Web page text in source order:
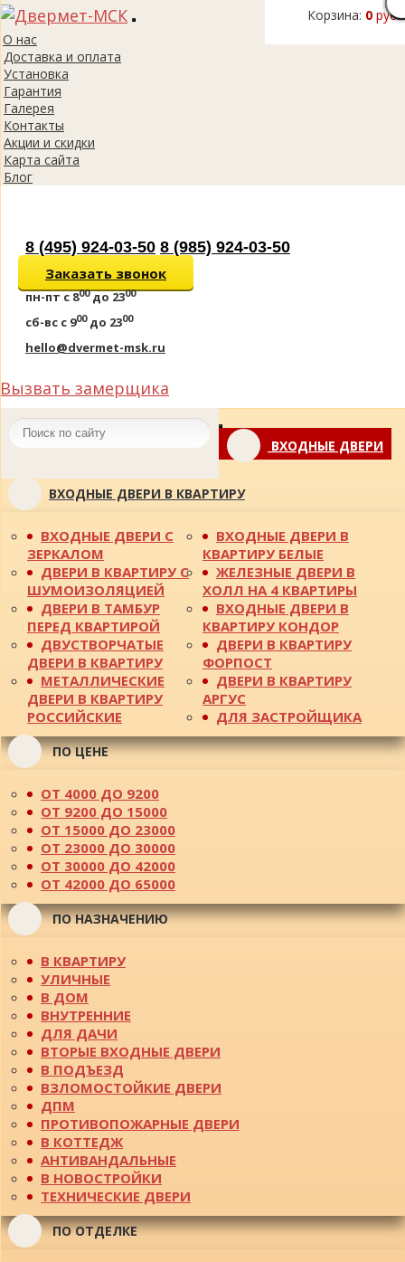
Корзина: 0 руб.
Toggle
О нас
Доставка и оплата
Установка
Гарантия
Галерея
Контакты
Акции и скидки
Карта сайта
Блог
8 (495) 924-03-50 8 (985) 924-03-50
Заказать звонок
пн-пт с 800до 2300
сб-вс с 900до 2300
hello@dvermet-msk.ru
Вызвать замерщика
Toggle
navigationВХОДНЫЕ ДВЕРИ
ВХОДНЫЕ ДВЕРИ В КВАРТИРУ
ВХОДНЫЕ ДВЕРИ С
ЗЕРКАЛОМ
ДВЕРИ В КВАРТИРУ С
ШУМОИЗОЛЯЦИЕЙ
ДВЕРИ В ТАМБУР
ПЕРЕД КВАРТИРОЙ
ДВУСТВОРЧАТЫЕ
ДВЕРИ В КВАРТИРУ
МЕТАЛЛИЧЕСКИЕ
ДВЕРИ В КВАРТИРУ
РОССИЙСКИЕ
ВХОДНЫЕ ДВЕРИ В
КВАРТИРУ БЕЛЫЕ
ЖЕЛЕЗНЫЕ ДВЕРИ В
ХОЛЛ НА 4 КВАРТИРЫ
ВХОДНЫЕ ДВЕРИ В
КВАРТИРУ КОНДОР
ДВЕРИ В КВАРТИРУ
ФОРПОСТ
ДВЕРИ В КВАРТИРУ
АРГУС
ДЛЯ ЗАСТРОЙЩИКА
ПО ЦЕНЕ
ОТ 4000 ДО 9200
ОТ 9200 ДО 15000
ОТ 15000 ДО 23000
ОТ 23000 ДО 30000
ОТ 30000 ДО 42000
ОТ 42000 ДО 65000
ПО НАЗНАЧЕНИЮ
В КВАРТИРУ
УЛИЧНЫЕ
В ДОМ
ВНУТРЕННИЕ
ДЛЯ ДАЧИ
ВТОРЫЕ ВХОДНЫЕ ДВЕРИ
В ПОДЪЕЗД
ВЗЛОМОСТОЙКИЕ ДВЕРИ
ДПМ
ПРОТИВОПОЖАРНЫЕ ДВЕРИ
В КОТТЕДЖ
АНТИВАНДАЛЬНЫЕ
В НОВОСТРОЙКИ
ТЕХНИЧЕСКИЕ ДВЕРИ
ПО ОТДЕЛКЕ